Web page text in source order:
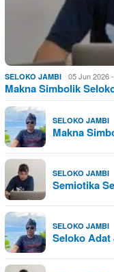
SELOKO JAMBI 05 Jun 2026
Makna Simbolik
SELOKO JAMBI
Makna
SELOKO JAMBI
Semiotika
SELOKO JAMBI
Seloko